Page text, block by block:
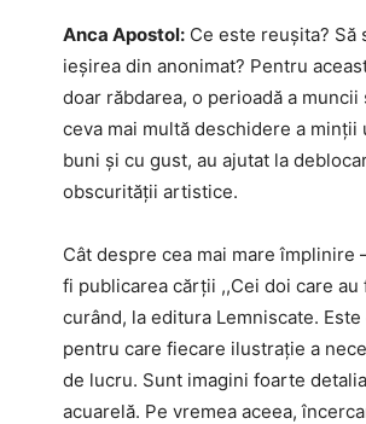
Anca Apostol: Ce este reușita? Să
ieșirea din anonimat? Pentru
doar răbdarea, o perioadă a
ceva mai multă deschidere a minții
buni și cu gust, au ajutat la
obscurității artistice.
Cât despre cea mai mare împlinire
fi publicarea cărții ,,Cei doi care au
curând, la editura Lemniscate.
pentru care fiecare ilustrație a
de lucru. Sunt imagini foarte
acuarelă. Pe vremea aceea,